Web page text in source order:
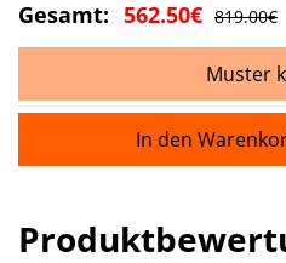
Gesamt: 562.50€ 819.00€
Muster
In den